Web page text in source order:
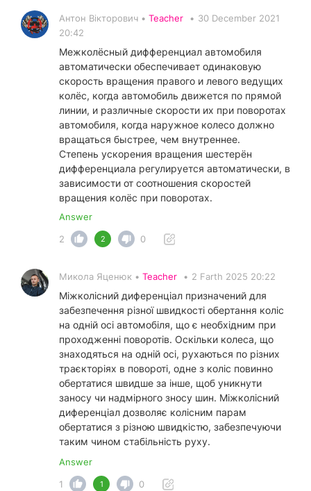
Антон Вікторович • Teacher • 30 December 2021
20:42
Межколёсный дифференциал автомобиля
автоматически обеспечивает одинаковую
скорость вращения правого и левого ведущих
колёс, когда автомобиль движется по прямой
линии, и различные скорости их при поворотах
автомобиля, когда наружное колесо должно
вращаться быстрее, чем внутреннее.
Степень ускорения вращения шестерён
дифференциала регулируется автоматически, в
зависимости от соотношения скоростей
вращения колёс при поворотах.
Answer
2
2 0
Микола Яценюк • Teacher • 2 Farth 2025 20:22
Міжколісний диференціал призначений для
забезпечення різної швидкості обертання коліс
на одній осі автомобіля, що є необхідним при
проходженні поворотів. Оскільки колеса, що
знаходяться на одній осі, рухаються по різних
траєкторіях в повороті, одне з коліс повинно
обертатися швидше за інше, щоб уникнути
заносу чи надмірного зносу шин. Міжколісний
диференціал дозволяє колісним парам
обертатися з різною швидкістю, забезпечуючи
таким чином стабільність руху.
Answer
1
1 0